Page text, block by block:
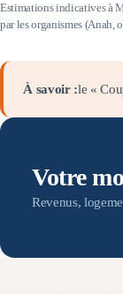
Estimations indicatives à
par les organismes (Anah,
À savoir :le «
Votre
Revenus,